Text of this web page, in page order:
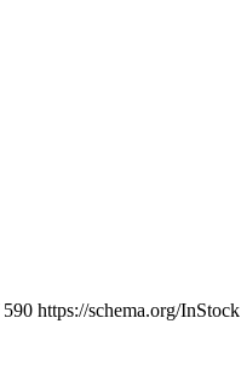
590 https://schema.org/InStock